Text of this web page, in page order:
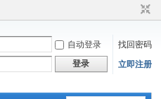
自动登录
找回密码
登录 立即注册